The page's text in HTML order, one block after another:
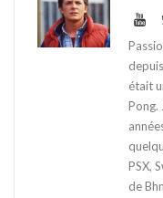
était
Pong.
PSX,
de